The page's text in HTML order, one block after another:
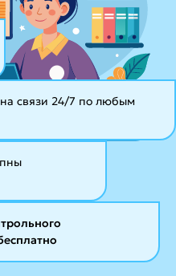
связи 24/7 по любым